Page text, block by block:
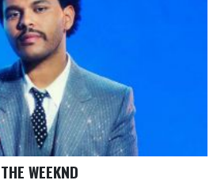
THE WEEKND